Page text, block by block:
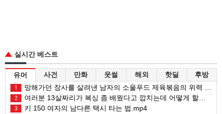
실시간 베스트
유머 사건 만화 웃썰 해외 핫딜 후방
1 망해가던 장사를 살려낸 남자의 소울푸드 제육볶음의 위력 ㅋㅋ
2 여러분 13살짜리가 복싱 좀 배웠다고 깝치는데 어떻게 할까요?
3 키 150 여자의 남다른 택시 타는 법.mp4